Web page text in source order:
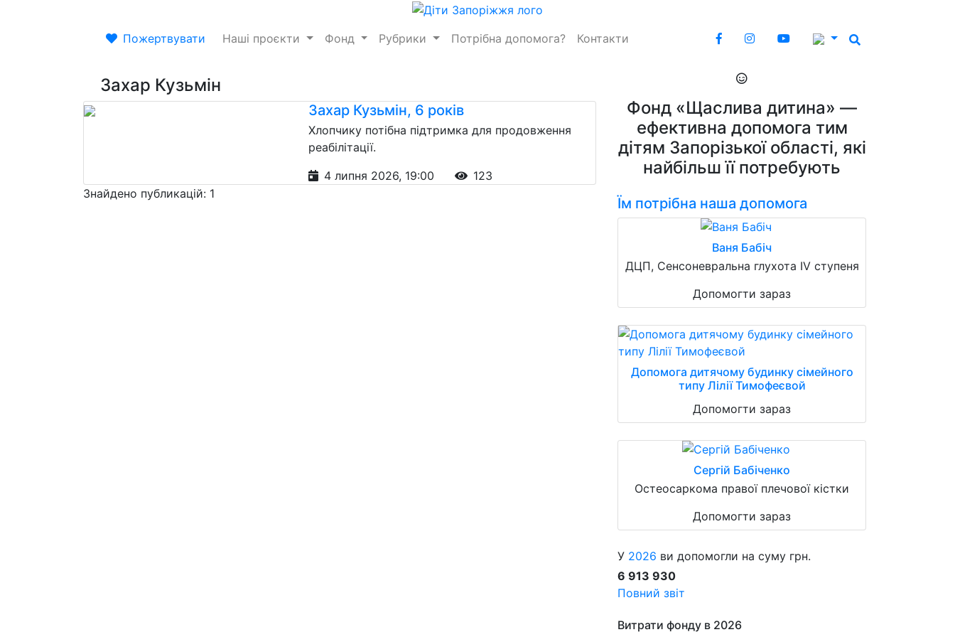
Пожертвувати Наші проєкти Фонд Рубрики Потрібна допомога? Контакти
Захар Кузьмін
Захар Кузьмін, 6 років
Хлопчику потібна підтримка для продовження
реабілітації.
4 липня 2026, 19:00
123
Знайдено публикацій: 1
Фонд «Щаслива дитина» —
ефективна допомога тим
дітям Запорізької області, які
найбільш її потребують
Їм потрібна наша допомога
Ваня Бабіч
ДЦП, Сенсоневральна глухота IV ступеня
Допомогти зараз
Допомога дитячому будинку сімейного
типу Лілії Тимофеєвой
Допомогти зараз
Сергій Бабіченко
Остеосаркома правої плечової кістки
Допомогти зараз
У 2026 ви допомогли на суму грн.
6 913 930
Повний звіт
Витрати фонду в 2026